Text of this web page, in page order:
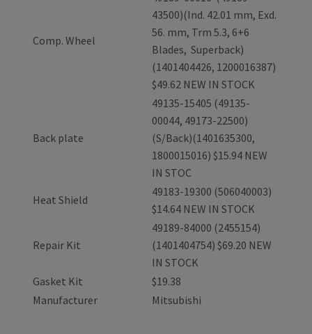
Comp. Wheel
43500)(Ind. 42.01 mm, Exd.
56. mm, Trm 5.3, 6+6
Blades, Superback)
(1401404426, 1200016387)
$49.62 NEW IN STOCK
Back plate
49135-15405 (49135-
00044, 49173-22500)
(S/Back)(1401635300,
1800015016) $15.94 NEW
IN STOC
Heat Shield
49183-19300 (506040003)
$14.64 NEW IN STOCK
Repair Kit
49189-84000 (2455154)
(1401404754) $69.20 NEW
IN STOCK
Gasket Kit
$19.38
Manufacturer
Mitsubishi